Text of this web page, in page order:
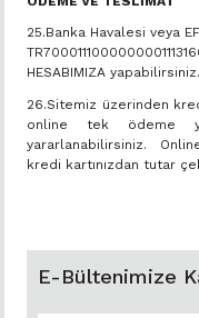
25.Banka Havalesi veya
HESABIMIZA yapabilirsiniz.
26.Sitemiz üzerinden
online tek ödeme
yararlanabilirsiniz.
kredi kartınızdan tutar
E-Bültenimize